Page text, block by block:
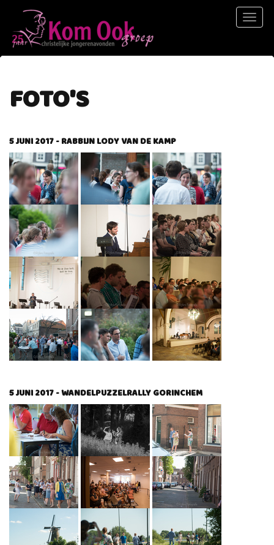
Toggle
FOTO'S
5 JUNI 2017 - RABBIJN LODY VAN DE KAMP
5 JUNI 2017 - WANDELPUZZELRALLY GORINCHEM